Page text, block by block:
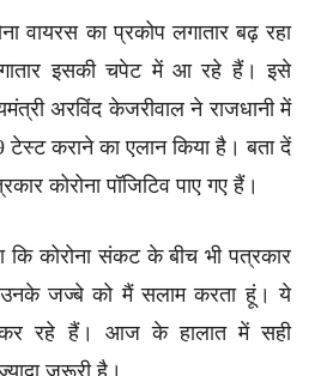
वायरस का प्रकोप लगातार बढ़ रहा
इसकी चपेट में आ रहे हैं। इसे
अरविंद केजरीवाल ने राजधानी में
टेस्ट कराने का एलान किया है। बता दें
कोरोना पॉजिटिव पाए गए हैं।
कि कोरोना संकट के बीच भी पत्रकार
जज्बे को मैं सलाम करता हूं। ये
कर रहे हैं। आज के हालात में सही
जरूरी है।